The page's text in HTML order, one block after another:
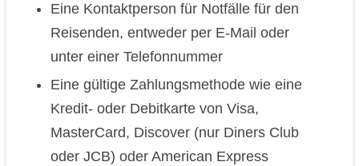
Eine Kontaktperson für Notfälle für den
Reisenden, entweder per E-Mail oder
unter einer Telefonnummer
Eine gültige Zahlungsmethode wie eine
Kredit- oder Debitkarte von Visa,
MasterCard, Discover (nur Diners Club
oder JCB) oder American Express